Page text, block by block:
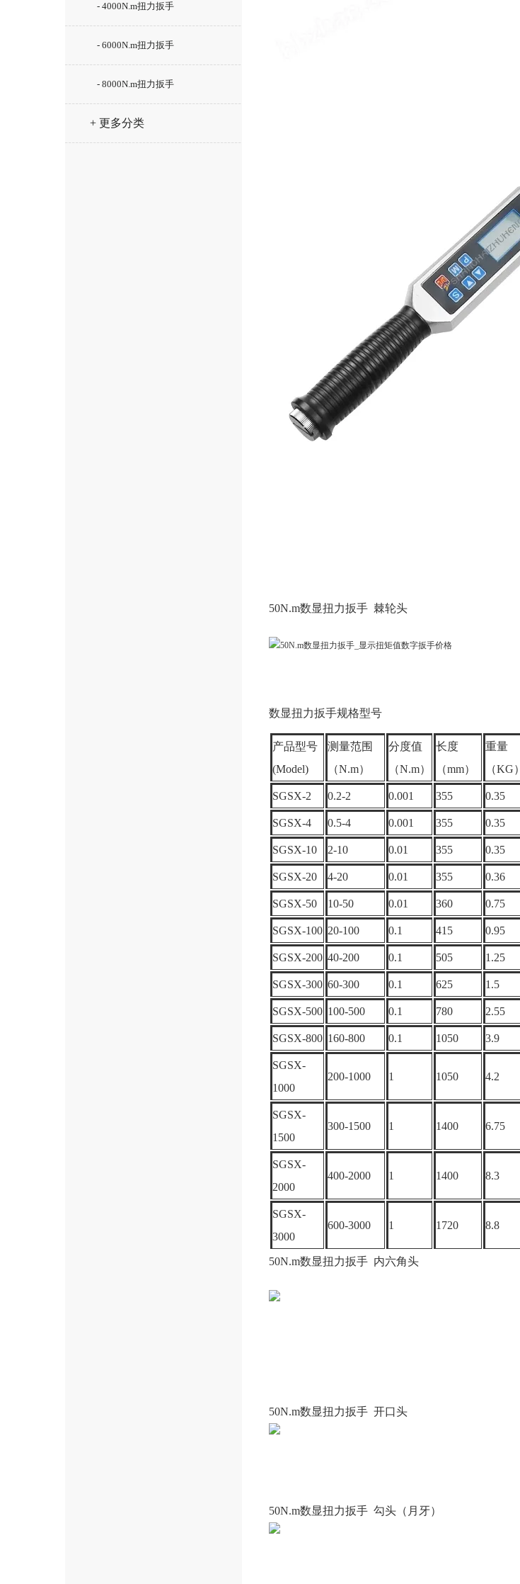
- 4000N.m扭力扳手
- 6000N.m扭力扳手
- 8000N.m扭力扳手
+ 更多分类
50N.m数显扭力扳手 棘轮头
数显扭力扳手规格型号
产品型号
(Model)
测量范围
（N.m）
分度值
（N.m）
长度
（mm）
重量
（KG）
SGSX-2 0.2-2 0.001 355 0.35
SGSX-4 0.5-4 0.001 355 0.35
SGSX-10 2-10 0.01 355 0.35
SGSX-20 4-20 0.01 355 0.36
SGSX-50 10-50 0.01 360 0.75
SGSX-100 20-100 0.1 415 0.95
SGSX-200 40-200 0.1 505 1.25
SGSX-300 60-300 0.1 625 1.5
SGSX-500 100-500 0.1 780 2.55
SGSX-800 160-800 0.1 1050 3.9
SGSX-
1000
200-1000 1 1050 4.2
SGSX-
1500
300-1500 1 1400 6.75
SGSX-
2000
400-2000 1 1400 8.3
SGSX-
3000
600-3000 1 1720 8.8
50N.m数显扭力扳手 内六角头
50N.m数显扭力扳手 开口头
50N.m数显扭力扳手 勾头（月牙）